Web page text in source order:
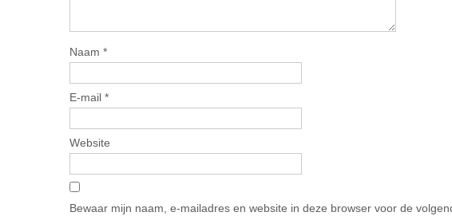
Naam *
E-mail *
Website
Bewaar mijn naam, e-mailadres en website in deze browser voor de